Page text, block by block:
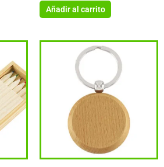
Añadir al carrito